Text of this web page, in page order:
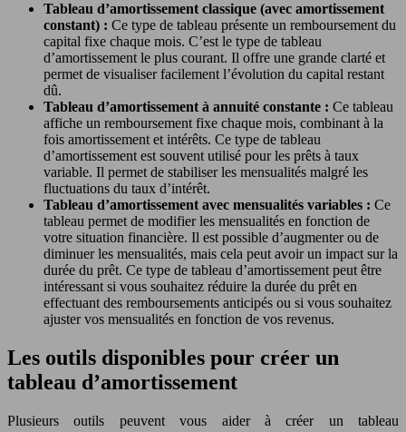
Tableau d’amortissement classique (avec amortissement
constant) : Ce type de tableau présente un remboursement du
capital fixe chaque mois. C’est le type de tableau
d’amortissement le plus courant. Il offre une grande clarté et
permet de visualiser facilement l’évolution du capital restant
dû.
Tableau d’amortissement à annuité constante : Ce tableau
affiche un remboursement fixe chaque mois, combinant à la
fois amortissement et intérêts. Ce type de tableau
d’amortissement est souvent utilisé pour les prêts à taux
variable. Il permet de stabiliser les mensualités malgré les
fluctuations du taux d’intérêt.
Tableau d’amortissement avec mensualités variables : Ce
tableau permet de modifier les mensualités en fonction de
votre situation financière. Il est possible d’augmenter ou de
diminuer les mensualités, mais cela peut avoir un impact sur la
durée du prêt. Ce type de tableau d’amortissement peut être
intéressant si vous souhaitez réduire la durée du prêt en
effectuant des remboursements anticipés ou si vous souhaitez
ajuster vos mensualités en fonction de vos revenus.
Les outils disponibles pour créer un
tableau d’amortissement
Plusieurs outils peuvent vous aider à créer un tableau